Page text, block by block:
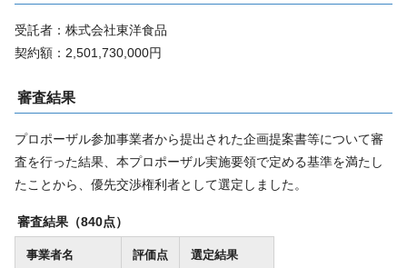
受託者：株式会社東洋食品
契約額：2,501,730,000円
審査結果
プロポーザル参加事業者から提出された企画提案書等について審
査を行った結果、本プロポーザル実施要領で定める基準を満たし
たことから、優先交渉権利者として選定しました。
審査結果（840点）
事業者名 評価点 選定結果